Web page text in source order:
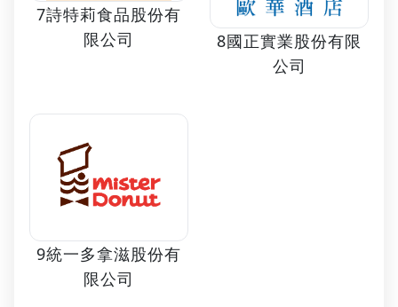
7詩特莉食品股份有
限公司
8國正實業股份有限
公司
9統一多拿滋股份有
限公司